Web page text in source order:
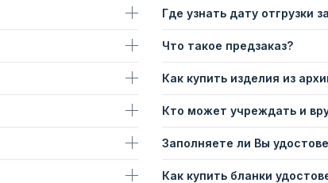
Где узнать дату отгрузки
Что такое предзаказ?
Как купить изделия из
Кто может учреждать и
Заполняете ли Вы
Как купить бланки